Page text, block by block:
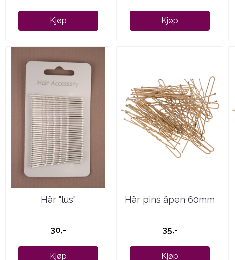
Kjøp Kjøp
Hår "lus"
30,-
Kjøp
Hår pins åpen 60mm
35,-
Kjøp